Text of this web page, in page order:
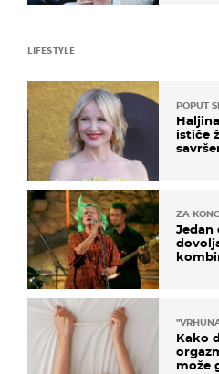
LIFESTYLE
POPUT
ističe
ZA
Jedan
Kako
može